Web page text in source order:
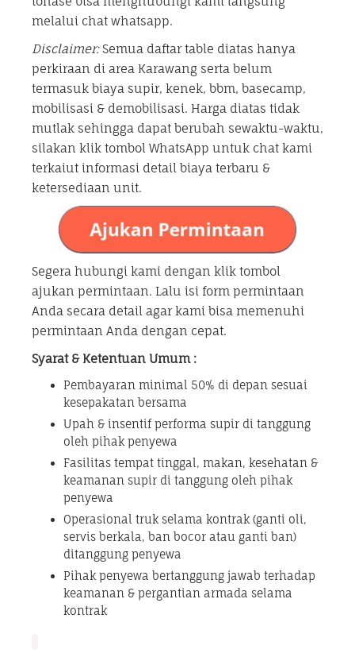
melalui chat whatsapp.
Disclaimer:Semua daftar table diatas hanya
perkiraan di area Karawang serta belum
termasuk biaya supir, kenek, bbm, basecamp,
mobilisasi & demobilisasi. Harga diatas tidak
mutlak sehingga dapat berubah sewaktu-waktu,
silakan klik tombol WhatsApp untuk chat kami
terkaiut informasi detail biaya terbaru &
ketersediaan unit.
Segera hubungi kami dengan klik tombol
ajukan permintaan. Lalu isi form permintaan
Anda secara detail agar kami bisa memenuhi
permintaan Anda dengan cepat.
Syarat & Ketentuan Umum :
Pembayaran minimal 50% di depan sesuai
kesepakatan bersama
Upah & insentif performa supir di tanggung
oleh pihak penyewa
Fasilitas tempat tinggal, makan, kesehatan &
keamanan supir di tanggung oleh pihak
penyewa
Operasional truk selama kontrak (ganti oli,
servis berkala, ban bocor atau ganti ban)
ditanggung penyewa
Pihak penyewa bertanggung jawab terhadap
keamanan & pergantian armada selama
kontrak